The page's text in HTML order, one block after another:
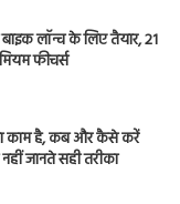
लॉन्च के लिए तैयार, 21
फीचर्स
काम है, कब और कैसे करें
जानते सही तरीका